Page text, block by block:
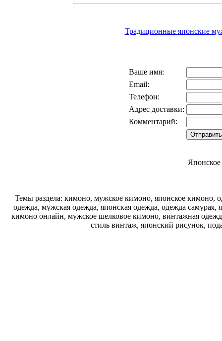
Традиционные японские
Ваше имя:
Email:
Телефон:
Адрес доставки:
Комментарий:
Темы раздела: кимоно, мужское кимоно, японское кимоно,
одежда, мужская одежда, японская одежда, одежда самурая,
кимоно онлайн, мужское шелковое кимоно, винтажная
стиль винтаж, японский рисунок,